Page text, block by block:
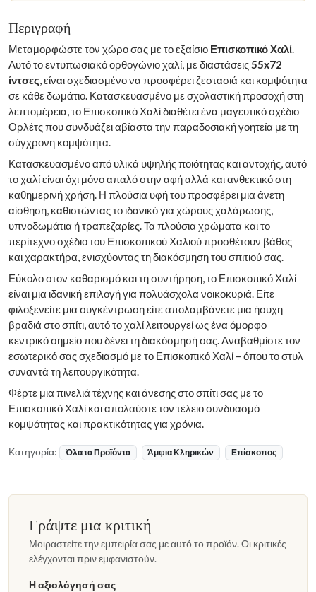
Περιγραφή
Μεταμορφώστε τον χώρο σας με το εξαίσιο Επισκοπικό Χαλί.
Αυτό το εντυπωσιακό ορθογώνιο χαλί, με διαστάσεις55x72
ίντσες, είναι σχεδιασμένο να προσφέρει ζεστασιά και κομψότητα
σε κάθε δωμάτιο. Κατασκευασμένο με σχολαστική προσοχή στη
λεπτομέρεια, το Επισκοπικό Χαλί διαθέτει ένα μαγευτικό σχέδιο
Ορλέτς που συνδυάζει αβίαστα την παραδοσιακή γοητεία με τη
σύγχρονη κομψότητα.
Κατασκευασμένο από υλικά υψηλής ποιότητας και αντοχής, αυτό
το χαλί είναι όχι μόνο απαλό στην αφή αλλά και ανθεκτικό στη
καθημερινή χρήση. Η πλούσια υφή του προσφέρει μια άνετη
αίσθηση, καθιστώντας το ιδανικό για χώρους χαλάρωσης,
υπνοδωμάτια ή τραπεζαρίες. Τα πλούσια χρώματα και το
περίτεχνο σχέδιο του Επισκοπικού Χαλιού προσθέτουν βάθος
και χαρακτήρα, ενισχύοντας τη διακόσμηση του σπιτιού σας.
Εύκολο στον καθαρισμό και τη συντήρηση, το Επισκοπικό Χαλί
είναι μια ιδανική επιλογή για πολυάσχολα νοικοκυριά. Είτε
φιλοξενείτε μια συγκέντρωση είτε απολαμβάνετε μια ήσυχη
βραδιά στο σπίτι, αυτό το χαλί λειτουργεί ως ένα όμορφο
κεντρικό σημείο που δένει τη διακόσμησή σας. Αναβαθμίστε τον
εσωτερικό σας σχεδιασμό με το Επισκοπικό Χαλί – όπου το στυλ
συναντά τη λειτουργικότητα.
Φέρτε μια πινελιά τέχνης και άνεσης στο σπίτι σας με το
Επισκοπικό Χαλί και απολαύστε τον τέλειο συνδυασμό
κομψότητας και πρακτικότητας για χρόνια.
Κατηγορία: Όλα τα Προϊόντα Άμφια Κληρικών Επίσκοπος
Γράψτε μια κριτική
Μοιραστείτε την εμπειρία σας με αυτό το προϊόν. Οι κριτικές
ελέγχονται πριν εμφανιστούν.
Η αξιολόγησή σας